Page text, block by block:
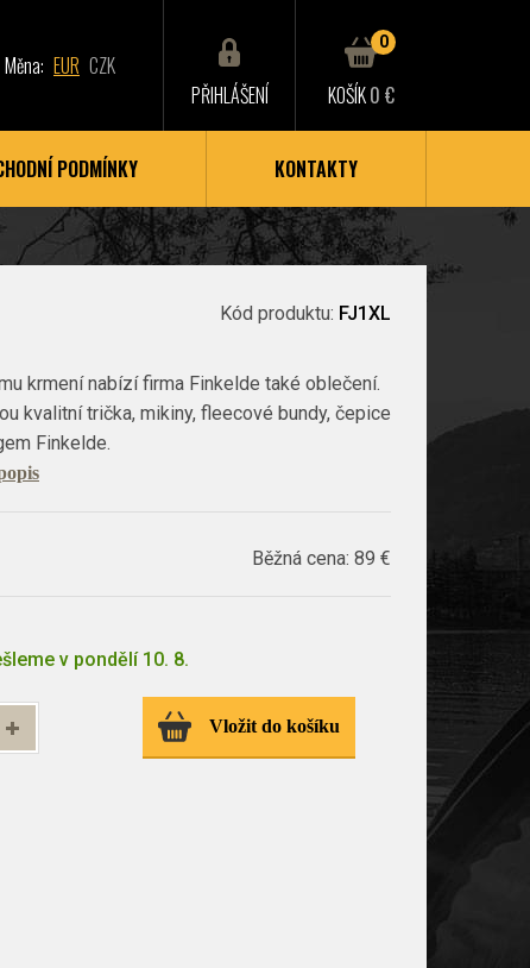
Měna: EUR CZK
PŘIHLÁŠENÍ
0
KOŠÍK0 €
PODMÍNKY KONTAKTY
Kód produktu: FJ1XL
krmení nabízí firma Finkelde také oblečení.
kvalitní trička, mikiny, fleecové bundy, čepice
Finkelde.
Běžná cena: 89 €
v pondělí 10. 8.
Vložit do košíku